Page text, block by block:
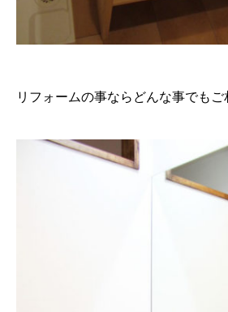
リフォームの事ならどんな事でもご